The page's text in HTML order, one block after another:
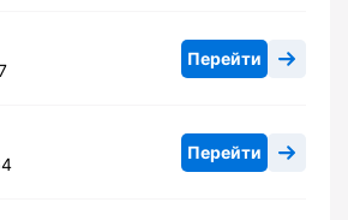
Перейти
Перейти